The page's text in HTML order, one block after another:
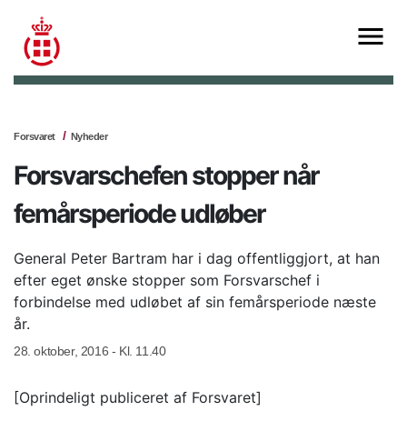
Forsvaret Nyheder
Forsvarschefen stopper når
femårsperiode udløber
General Peter Bartram har i dag offentliggjort, at han
efter eget ønske stopper som Forsvarschef i
forbindelse med udløbet af sin femårsperiode næste
år.
28. oktober, 2016 - Kl. 11.40
[Oprindeligt publiceret af Forsvaret]